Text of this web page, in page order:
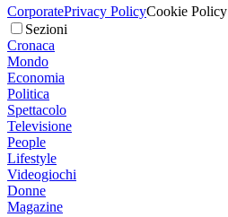
CorporatePrivacy PolicyCookie Policy
Sezioni
Cronaca
Mondo
Economia
Politica
Spettacolo
Televisione
People
Lifestyle
Videogiochi
Donne
Magazine